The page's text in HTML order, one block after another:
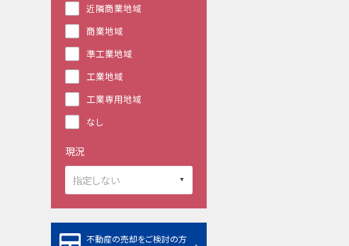
近隣商業地域
商業地域
準工業地域
工業地域
工業専用地域
なし
現況
不動産の売却をご検討の方